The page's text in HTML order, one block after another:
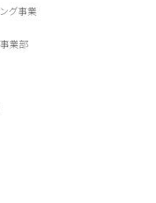
グ事業
業部